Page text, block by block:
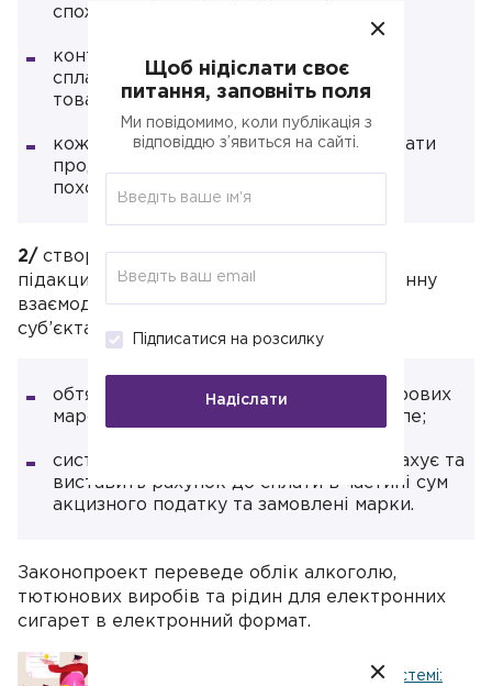
споживача;
контролювати повноту і своєчасність
сплати сум акцизного податку за такі
товари;
кожен громадянин зможе ідентифікувати
продукцію та перевірити легальність
походження товару.
2/ створення Електронної системи обігу
підакцизних товарів забезпечить електронну
взаємодію між державними органами та
суб’єктами господарювання:
обтяжливий процес замовлення паперових
марок акцизного податку піде в минуле;
система ще на стані замовлення розрахує та
виставить рахунок до сплати в частині сум
акцизного податку та замовлені марки.
Законопроект переведе облік алкоголю,
тютюнових виробів та рідин для електронних
сигарет в електронний формат.
Відкрили ФОП на спрощеній системі:
Щоб нідіслати своє
питання, заповніть поля
Ми повідомимо, коли публікація з
відповіддю з’явиться на сайті.
Підписатися на розсилку
Надіслати